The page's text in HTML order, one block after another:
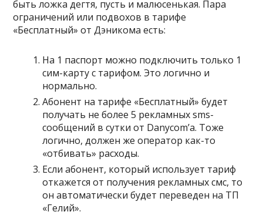
быть ложка дегтя, пусть и малюсенькая. Пара
ограничений или подвохов в тарифе
«Бесплатный» от Дэникома есть:
На 1 паспорт можно подключить только 1
сим-карту с тарифом. Это логично и
нормально.
Абонент на тарифе «Бесплатный» будет
получать не более 5 рекламных sms-
сообщений в сутки от Danycom’a. Тоже
логично, должен же оператор как-то
«отбивать» расходы.
Если абонент, который использует тариф
откажется от получения рекламных смс, то
он автоматически будет переведен на ТП
«Гелий».